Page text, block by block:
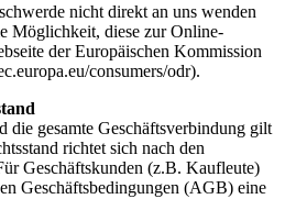
nicht direkt an uns wenden
Möglichkeit, diese zur Online-
der Europäischen Kommission
consumers/odr).
die gesamte Geschäftsverbindung gilt
richtet sich nach den
Geschäftskunden (z.B. Kaufleute)
Geschäftsbedingungen (AGB) eine